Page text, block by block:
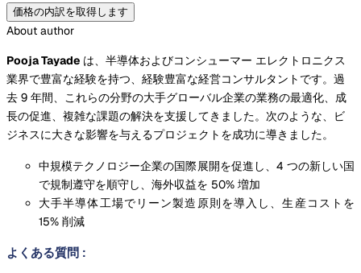
価格の内訳を取得します
About author
Pooja Tayade は、半導体およびコンシューマー エレクトロニクス
業界で豊富な経験を持つ、経験豊富な経営コンサルタントです。過
去 9 年間、これらの分野の大手グローバル企業の業務の最適化、成
長の促進、複雑な課題の解決を支援してきました。次のような、ビ
ジネスに大きな影響を与えるプロジェクトを成功に導きました。
中規模テクノロジー企業の国際展開を促進し、4 つの新しい国
で規制遵守を順守し、海外収益を 50% 増加
大手半導体工場でリーン製造原則を導入し、生産コストを
15% 削減
よくある質問 :